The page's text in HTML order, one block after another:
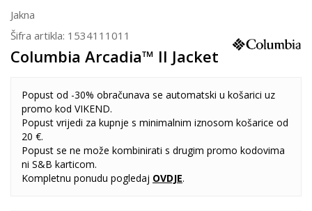
Jakna
Šifra artikla: 1534111011
Columbia Arcadia™ II Jacket
Popust od -30% obračunava se automatski u košarici uz
promo kod VIKEND.
Popust vrijedi za kupnje s minimalnim iznosom košarice od
20 €.
Popust se ne može kombinirati s drugim promo kodovima
ni S&B karticom.
Kompletnu ponudu pogledaj OVDJE.